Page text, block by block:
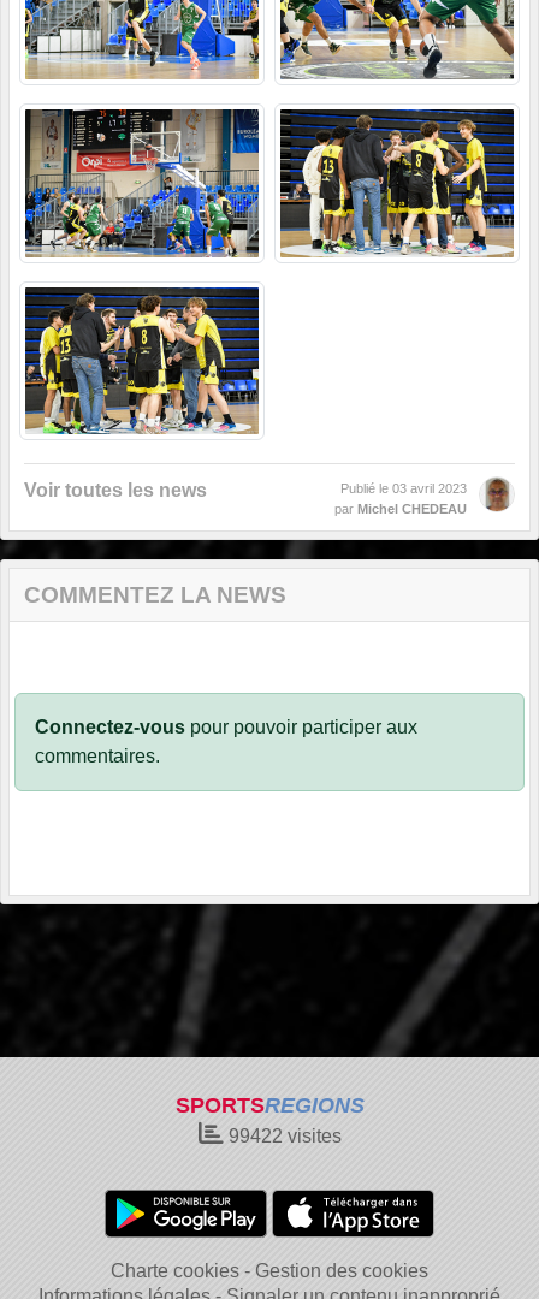
Voir toutes les news Publié le 03 avril 2023
par Michel CHEDEAU
COMMENTEZ LA NEWS
Connectez-vous pour pouvoir participer aux
commentaires.
SPORTSREGIONS
99422 visites
Charte cookies
Gestion des cookies